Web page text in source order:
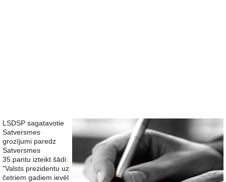
LSDSP sagatavotie
Satversmes
grozījumi paredz
Satversmes
35.pantu izteikt šādi:
"Valsts prezidentu uz
četriem gadiem ievēl